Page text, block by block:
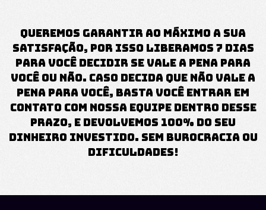
Queremos garantir ao máximo a sua
satisfação, por isso liberamos 7 dias
para você decidir se vale a pena para
você ou não. Caso decida que não vale a
pena para você, basta você entrar em
contato com nossa equipe dentro desse
prazo, e devolvemos 100% do seu
dinheiro investido. Sem burocracia ou
dificuldades!